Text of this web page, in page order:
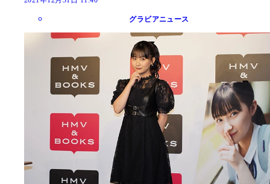
グラビアニュース